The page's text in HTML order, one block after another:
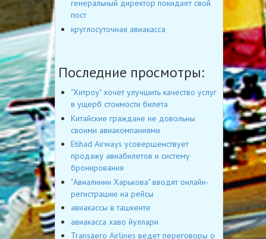
генеральный директор покидает свой
пост
круглосуточная авиакасса
Последние просмотры:
"Хитроу" хочет улучшить качество услуг
в ущерб стоимости билета
Китайские граждане не довольны
своими авиакомпаниями
Etihad Airways усовершенствует
продажу авиабилетов и систему
бронирования
"Авиалинии Харькова" вводят онлайн-
регистрацию на рейсы
авиакассы в ташкенте
авиакасса хаво йуллари
Transaero Airlines ведет переговоры о